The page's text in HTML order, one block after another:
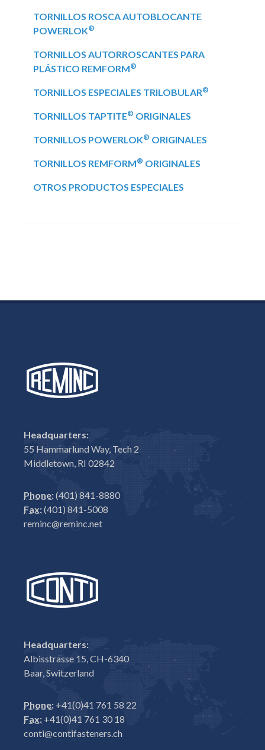
TORNILLOS ROSCA AUTOBLOCANTE
POWERLOK®
TORNILLOS AUTORROSCANTES PARA
PLÁSTICO REMFORM®
TORNILLOS ESPECIALES TRILOBULAR®
TORNILLOS TAPTITE® ORIGINALES
TORNILLOS POWERLOK® ORIGINALES
TORNILLOS REMFORM® ORIGINALES
OTROS PRODUCTOS ESPECIALES
Headquarters:
55 Hammarlund Way, Tech 2
Middletown, RI 02842
Phone:(401) 841-8880
Fax:(401) 841-5008
reminc@reminc.net
Headquarters:
Albisstrasse 15, CH-6340
Baar, Switzerland
Phone: +41(0)41 761 58 22
Fax: +41(0)41 761 30 18
conti@contifasteners.ch